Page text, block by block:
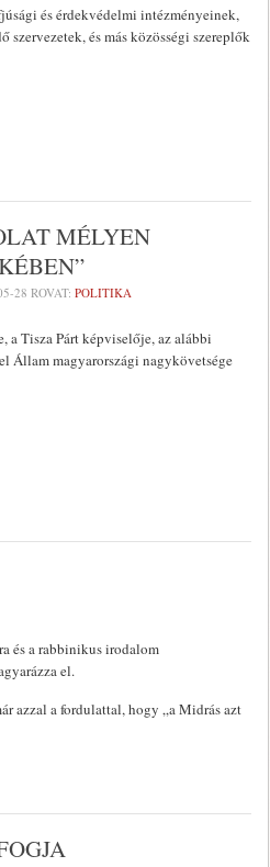
és érdekvédelmi intézményeinek,
és más közösségi szereplők
MÉLYEN
28 ROVAT: POLITIKA
Tisza Párt képviselője, az alábbi
Állam magyarországi nagykövetsége
és a rabbinikus irodalom
el.
azzal a fordulattal, hogy „a Midrás azt